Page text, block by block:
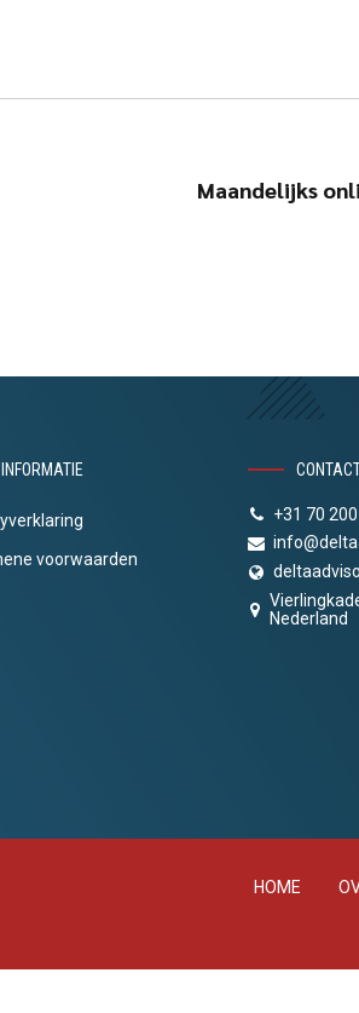
Maandelijks
INFORMATIE
voorwaarden
+31 70
Nederland
HOME